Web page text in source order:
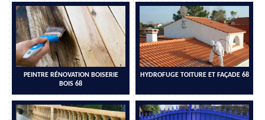
PEINTRE RÉNOVATION BOISERIE
BOIS 68
HYDROFUGE TOITURE ET FAÇADE 68